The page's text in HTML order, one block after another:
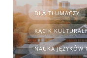
DLA TŁUMACZY
KĄCIK
NAUKA JĘZYKÓW